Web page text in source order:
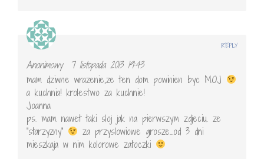
Anonimowy
7 listopada 2013 19:43
mam dziwne wrazenie,ze ten dom powinien byc MOJ
a kuchnia! krolestwo za kuchnie!
Joanna
ps. mam nawet taki sloj jak na pierwszym zdjeciu. ze
"starzyzny"
za przyslowiowe grosze…od 3 dni
mieszkaja w nim kolorowe zatoczki
REPLY